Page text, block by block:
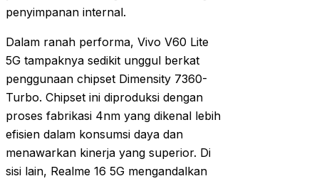
penyimpanan internal.
Dalam ranah performa, Vivo V60 Lite
5G tampaknya sedikit unggul berkat
penggunaan chipset Dimensity 7360-
Turbo. Chipset ini diproduksi dengan
proses fabrikasi 4nm yang dikenal lebih
efisien dalam konsumsi daya dan
menawarkan kinerja yang superior. Di
sisi lain, Realme 16 5G mengandalkan